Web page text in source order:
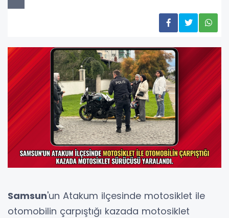
Samsun'un Atakum ilçesinde motosiklet ile
otomobilin çarpıştığı kazada motosiklet